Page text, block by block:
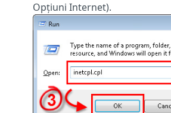
Opțiuni Internet).